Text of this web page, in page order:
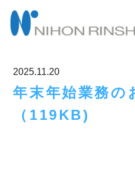
2025.11.20
年末年始業務の
（119KB)